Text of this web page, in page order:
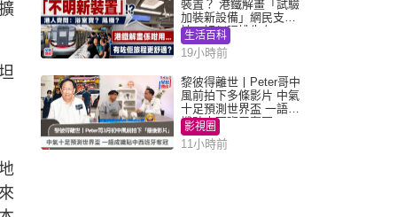
裝置？ 港鐵解畫「試驗
加裝新設備」網民支
持：好似呢排先有
生活百科
19小時前
黎彼得離世丨Peter哥中
風前拍下多條影片 中氣
十足預測世界盃 一語成
讖貼中西班牙奪冠
影視圈
11小時前